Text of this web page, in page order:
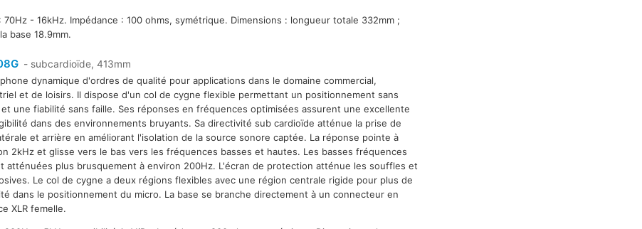
- 16kHz. Impédance : 100 ohms, symétrique. Dimensions : longueur totale 332mm ;
base 18.9mm.
- subcardioïde, 413mm
dynamique d'ordres de qualité pour applications dans le domaine commercial,
et de loisirs. Il dispose d'un col de cygne flexible permettant un positionnement sans
et une fiabilité sans faille. Ses réponses en fréquences optimisées assurent une excellente
dans des environnements bruyants. Sa directivité sub cardioïde atténue la prise de
et arrière en améliorant l'isolation de la source sonore captée. La réponse pointe à
2kHz et glisse vers le bas vers les fréquences basses et hautes. Les basses fréquences
atténuées plus brusquement à environ 200Hz. L'écran de protection atténue les souffles et
Le col de cygne a deux régions flexibles avec une région centrale rigide pour plus de
dans le positionnement du micro. La base se branche directement à un connecteur en
XLR femelle.